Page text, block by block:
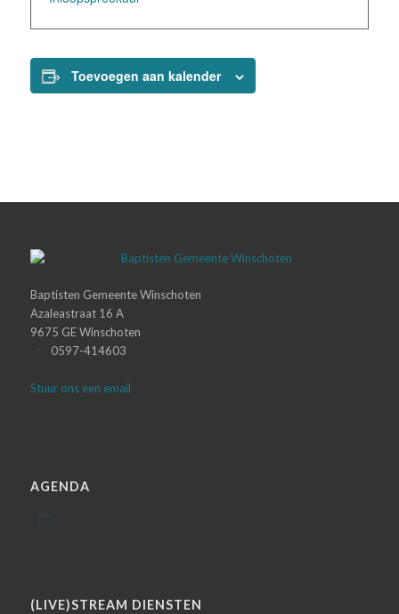
Toevoegen aan kalender
Baptisten Gemeente Winschoten
Azaleastraat 16 A
9675 GE Winschoten
0597-414603
Stuur ons een email
AGENDA
(LIVE)STREAM DIENSTEN